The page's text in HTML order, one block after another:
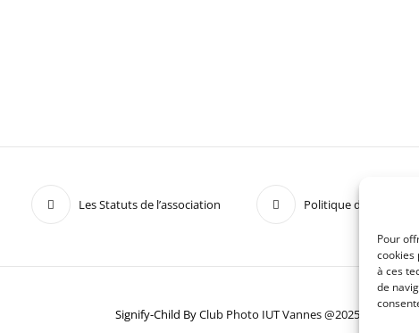
Pour
cookies
à ces
de
Les Statuts de l’association Politique de
Signify-Child ByClub Photo IUT Vannes @2025